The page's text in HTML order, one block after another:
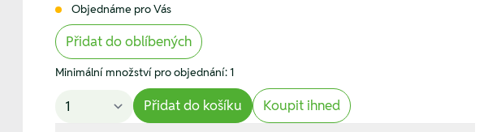
Objednáme pro Vás
Přidat do oblíbených
Minimální množství pro objednání: 1
Přidat do košíku Koupit ihned